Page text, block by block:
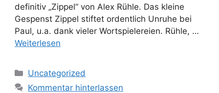
definitiv „Zippel“ von Alex Rühle. Das kleine
Gespenst Zippel stiftet ordentlich Unruhe bei
Paul, u.a. dank vieler Wortspielereien. Rühle, …
Weiterlesen
Kategorien
Uncategorized
Kommentar hinterlassen